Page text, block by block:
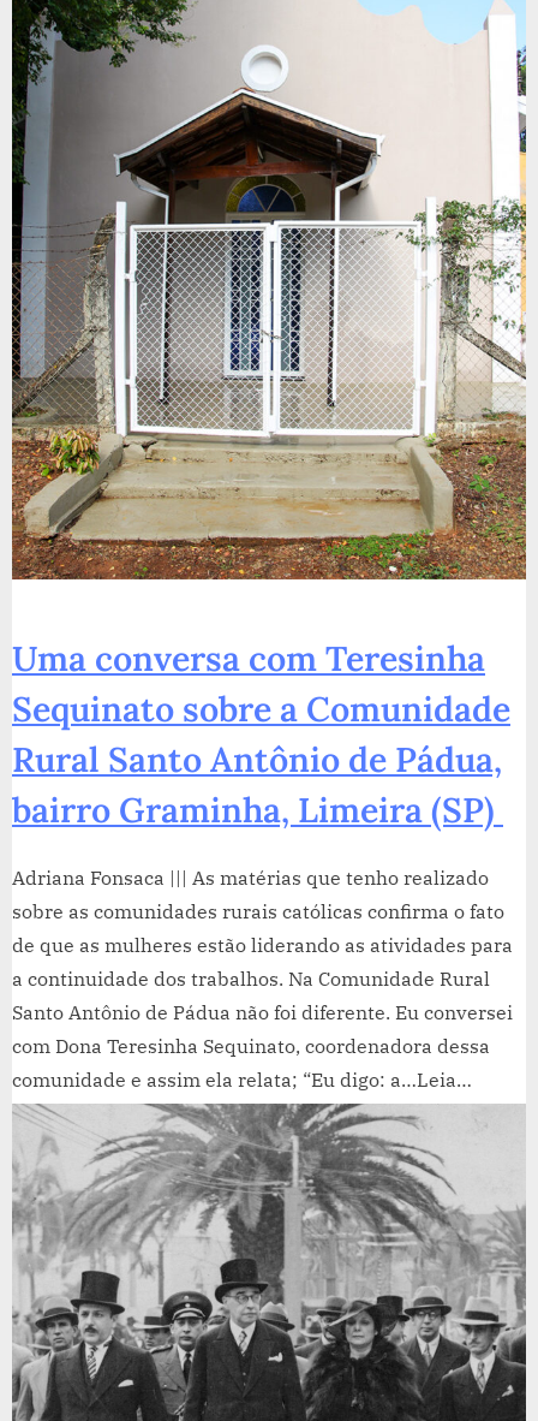
Uma conversa com Teresinha
Sequinato sobre a Comunidade
Rural Santo Antônio de Pádua,
bairro Graminha, Limeira (SP)
Adriana Fonsaca ||| As matérias que tenho realizado
sobre as comunidades rurais católicas confirma o fato
de que as mulheres estão liderando as atividades para
a continuidade dos trabalhos. Na Comunidade Rural
Santo Antônio de Pádua não foi diferente. Eu conversei
com Dona Teresinha Sequinato, coordenadora dessa
comunidade e assim ela relata; “Eu digo: a…Leia…